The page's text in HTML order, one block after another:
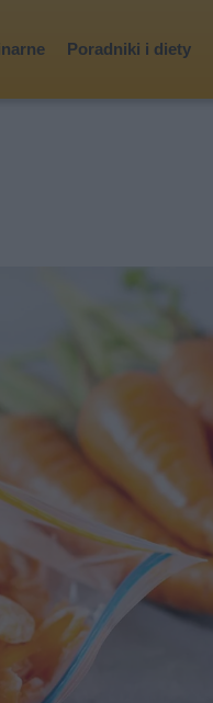
Poradniki i diety